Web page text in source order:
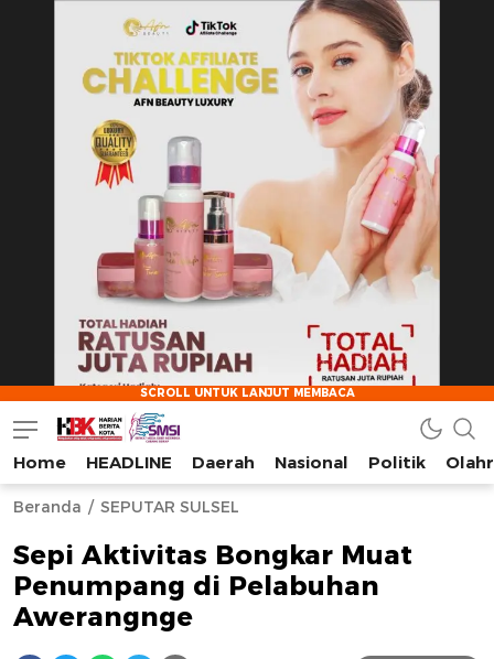
HarianBeritaKota
Mengabarkan Setiap Detil, Sudut, dan Cerita Kota
Home HEADLINE Daerah Nasional Politik
Beranda SEPUTAR SULSEL
Sepi Aktivitas Bongkar Muat
Penumpang di Pelabuhan
Awerangnge